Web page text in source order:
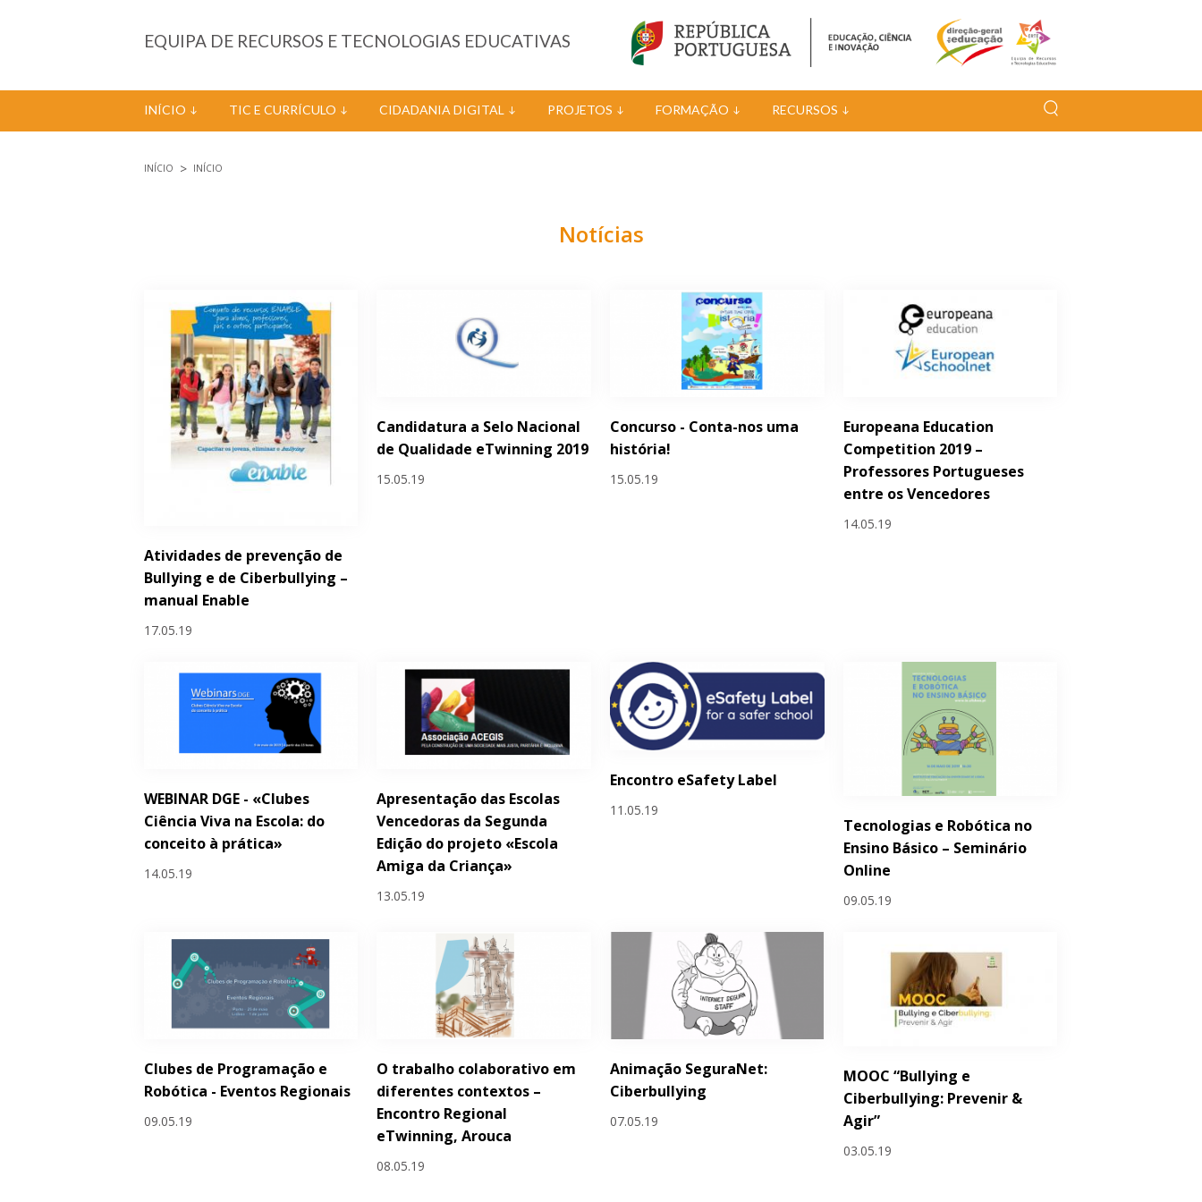
EQUIPA DE RECURSOS E TECNOLOGIAS EDUCATIVAS
INÍCIO TIC E CURRÍCULO CIDADANIA DIGITAL PROJETOS FORMAÇÃO RECURSOS
INÍCIO INÍCIO
Notícias
Atividades de prevenção de
Bullying e de Ciberbullying –
manual Enable
17.05.19
Candidatura a Selo Nacional
de Qualidade eTwinning 2019
15.05.19
Concurso - Conta-nos uma
história!
15.05.19
Europeana Education
Competition 2019 –
Professores Portugueses
entre os Vencedores
14.05.19
WEBINAR DGE - «Clubes
Ciência Viva na Escola: do
conceito à prática»
14.05.19
Apresentação das Escolas
Vencedoras da Segunda
Edição do projeto «Escola
Amiga da Criança»
13.05.19
Encontro eSafety Label
11.05.19
Tecnologias e Robótica no
Ensino Básico – Seminário
Online
09.05.19
Clubes de Programação e
Robótica - Eventos Regionais
09.05.19
O trabalho colaborativo em
diferentes contextos –
Encontro Regional
eTwinning, Arouca
08.05.19
Animação SeguraNet:
Ciberbullying
07.05.19
MOOC “Bullying e
Ciberbullying: Prevenir &
Agir”
03.05.19
Páginas